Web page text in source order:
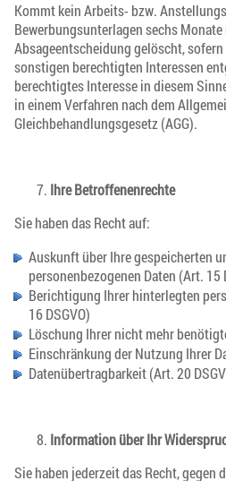
Kommt kein Arbeits- bzw.
Bewerbungsunterlagen sechs
Absageentscheidung gelöscht,
sonstigen berechtigten Interessen
berechtigtes Interesse in diesem
in einem Verfahren nach dem
Gleichbehandlungsgesetz (AGG).
Ihre Betroffenenrechte
Sie haben das Recht auf:
Auskunft über Ihre gespeicherten
personenbezogenen Daten (Art. 15
Berichtigung Ihrer hinterlegten
16 DSGVO)
Löschung Ihrer nicht mehr
Einschränkung der Nutzung Ihrer
Datenübertragbarkeit (Art. 20
Information über Ihr
Sie haben jederzeit das Recht, gegen